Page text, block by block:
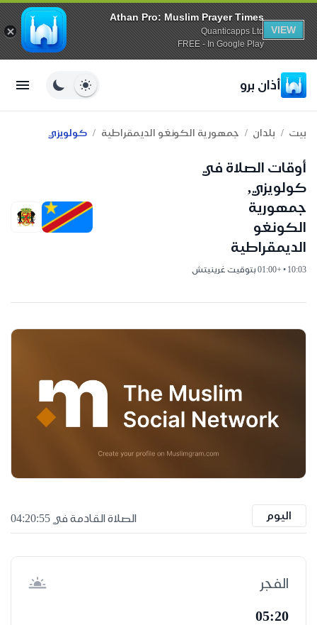
Athan Pro: Muslim Prayer Times
Quanticapps Ltd
FREE - In Google Play
VIEW
أذان برو
بيت / بلدان / جمهورية الكونغو الديمقراطية / كولويزي
أوقات الصلاة في
كولويزي,
جمهورية
الكونغو
الديمقراطية
10:03 • +01:00 بتوقيت غرينيتش
اليوم الصلاة القادمة في 04:20:55
الفجر
05:20